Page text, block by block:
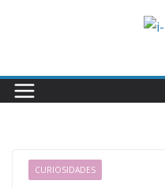
CURIOSIDADES